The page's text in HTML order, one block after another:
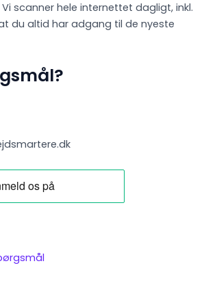
Vi scanner hele internettet dagligt, inkl.
du altid har adgang til de nyeste